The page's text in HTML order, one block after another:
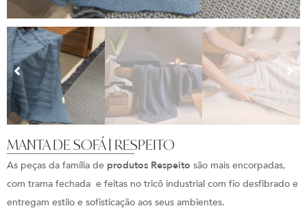
MANTA DE SOFÁ | RESPEITO
As peças da família de produtos Respeito são mais encorpadas,
com trama fechada e feitas no tricô industrial com fio desfibrado e
entregam estilo e sofisticação aos seus ambientes.